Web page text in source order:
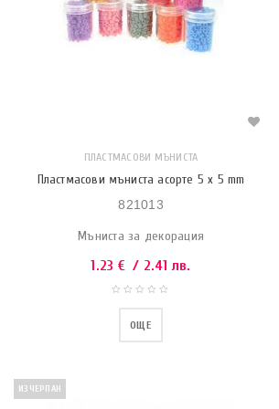
ПЛАСТМАСОВИ МЪНИСТА
Пластмасови мъниста асорте 5 x 5 mm
821013
Мъниста за декорация
1.23 € / 2.41 лв.
ОЩЕ
ИЗЧЕРПАН